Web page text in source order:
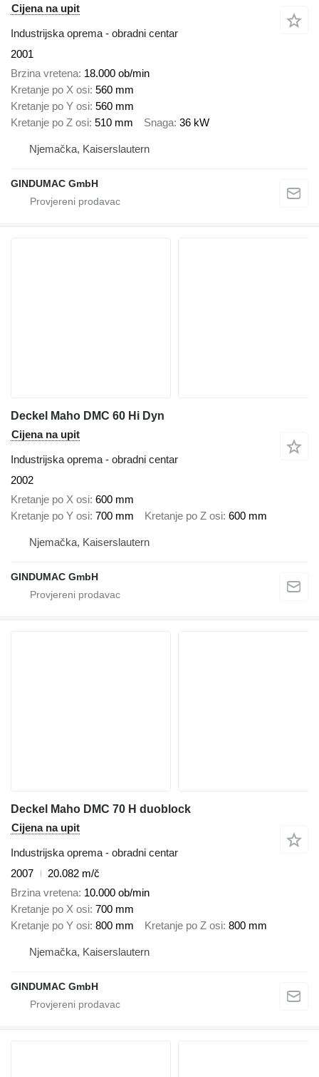
Cijena na upit
Industrijska oprema - obradni centar
2001
Brzina vretena 18.000 ob/min
Kretanje po X osi 560 mm
Kretanje po Y osi 560 mm
Kretanje po Z osi 510 mm Snaga 36 kW
Njemačka, Kaiserslautern
GINDUMAC GmbH
Deckel Maho DMC 60 Hi Dyn
Cijena na upit
Industrijska oprema - obradni centar
2002
Kretanje po X osi 600 mm
Kretanje po Y osi 700 mm Kretanje po Z osi 600 mm
Njemačka, Kaiserslautern
GINDUMAC GmbH
Deckel Maho DMC 70 H duoblock
Cijena na upit
Industrijska oprema - obradni centar
2007
20.082 m/č
Brzina vretena 10.000 ob/min
Kretanje po X osi 700 mm
Kretanje po Y osi 800 mm Kretanje po Z osi 800 mm
Njemačka, Kaiserslautern
GINDUMAC GmbH